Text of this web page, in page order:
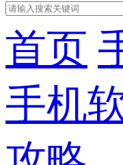
首页
手机